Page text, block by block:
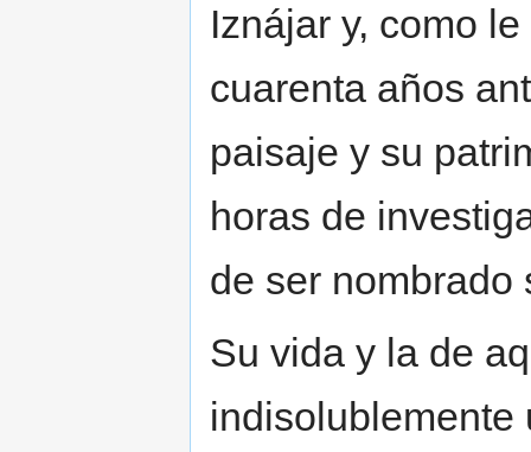
Iznájar y, como
cuarenta años
paisaje y su
horas de
de ser nombrado
Su vida y la de
indisolublemente